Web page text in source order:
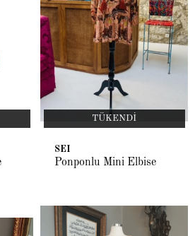
TÜKENDI
SEI
Ponponlu Mini Elbise